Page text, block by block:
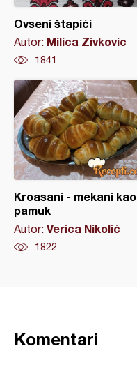
Ovseni štapići
Autor: Milica Zivkovic
1841
Kroasani - mekani kao
pamuk
Autor: Verica Nikolić
1822
Komentari